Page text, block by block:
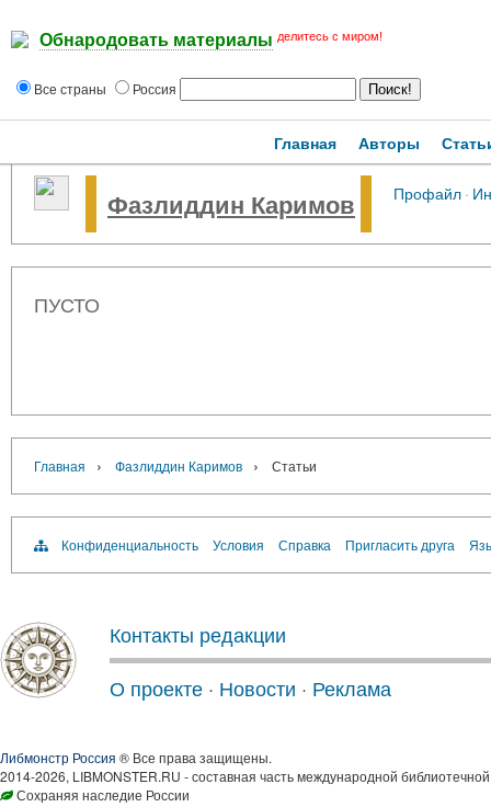
Обнародовать материалы делитесь с миром!
Все страны Россия
Главная Авторы
Фазлиддин Каримов Профайл·
ПУСТО
Главная › Фазлиддин Каримов › Статьи
Конфиденциальность Условия Справка Пригласить друга
Контакты редакции
О проекте · Новости · Реклама
Либмонстр Россия ® Все права защищены.
2014-2026, LIBMONSTER.RU - составная часть международной
Сохраняя наследие России